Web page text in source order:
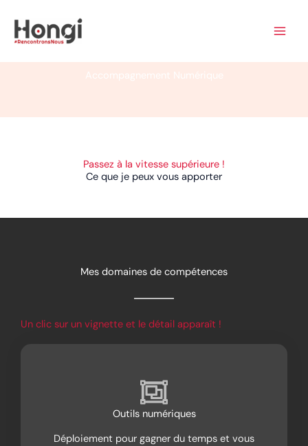
contenu
Accompagnement Numérique
Passez à la vitesse supérieure !
Ce que je peux vous apporter
Mes domaines de compétences
Un clic sur un vignette et le détail apparaît !
Outils numériques
Déploiement pour gagner du temps et vous